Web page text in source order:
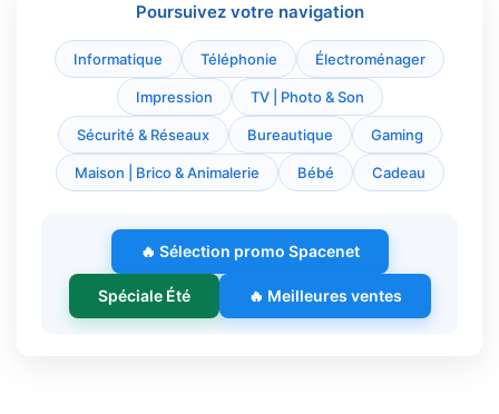
Poursuivez votre navigation
Informatique Téléphonie Électroménager
Impression TV | Photo & Son
Sécurité & Réseaux Bureautique Gaming
Maison | Brico & Animalerie Bébé Cadeau
🔥 Sélection promo Spacenet
Spéciale Été 🔥 Meilleures ventes